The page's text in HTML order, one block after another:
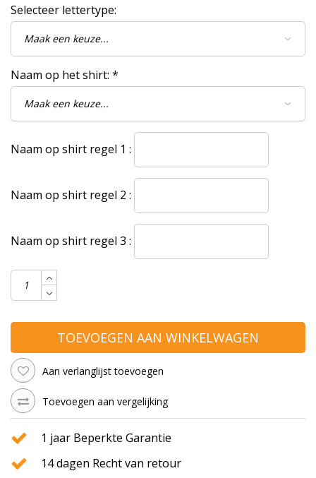
Selecteer lettertype:
Naam op het shirt: *
Naam op shirt regel 1 :
Naam op shirt regel 2 :
Naam op shirt regel 3 :
TOEVOEGEN AAN WINKELWAGEN
Aan verlanglijst toevoegen
Toevoegen aan vergelijking
1 jaar Beperkte Garantie
14 dagen Recht van retour